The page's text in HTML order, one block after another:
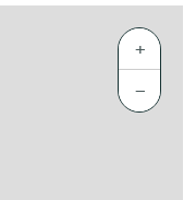
+
−